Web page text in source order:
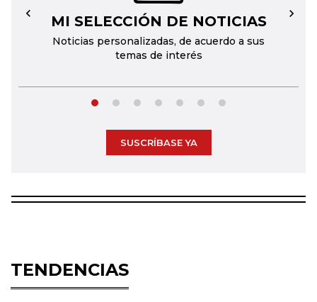
MI SELECCIÓN DE NOTICIAS
Noticias personalizadas, de acuerdo a sus
temas de interés
← →
SUSCRÍBASE YA
TENDENCIAS